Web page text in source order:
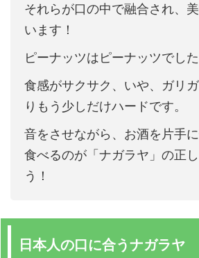
それらが口の中で融合され、
います！
ピーナッツはピーナッツでした
食感がサクサク、いや、ガリ
りもう少しだけハードです。
音をさせながら、お酒を片手
食べるのが「ナガラヤ」の正
う！
日本人の口に合うナガラヤ